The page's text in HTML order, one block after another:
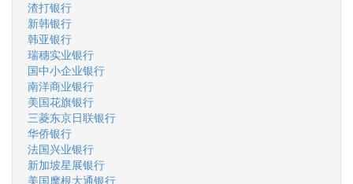
渣打银行
新韩银行
韩亚银行
瑞穗实业银行
国中小企业银行
南洋商业银行
美国花旗银行
三菱东京日联银行
华侨银行
法国兴业银行
新加坡星展银行
美国摩根大通银行